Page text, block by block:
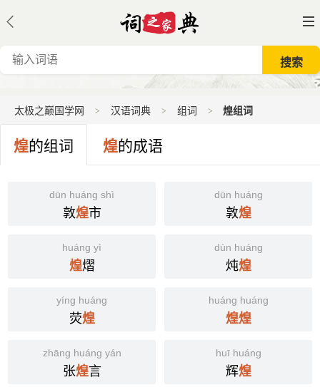
太极之巅国学网 汉语词典 组词 煌组词
煌的组词 煌的成语
dūn huáng shì
敦煌市
dūn huáng
敦煌
huáng yì
煌熠
dùn huáng
炖煌
yíng huáng
荧煌
huáng huáng
煌煌
zhāng huáng yán
张煌言
huī huáng
辉煌